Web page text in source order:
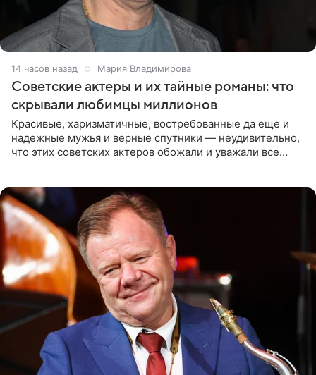
14 часов назад Мария Владимирова
Советские актеры и их тайные романы: что
скрывали любимцы миллионов
Красивые, харизматичные, востребованные да еще и
надежные мужья и верные спутники — неудивительно,
что этих советских актеров обожали и уважали все